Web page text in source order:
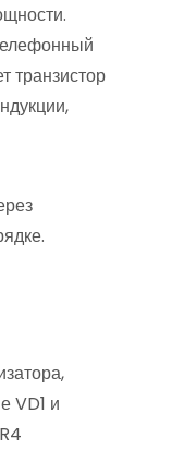
транзистор
VD1 и